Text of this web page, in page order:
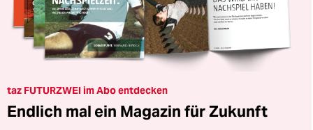
taz FUTURZWEI im Abo entdecken
Endlich mal ein Magazin für Zukunft